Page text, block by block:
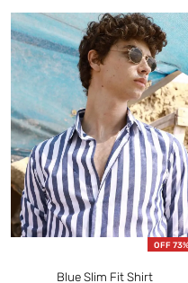
Blue Slim Fit Shirt